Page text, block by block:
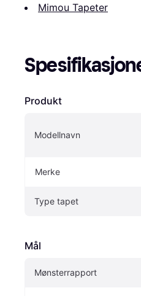
Mimou Tapeter
Produkt
Modellnavn
Merke
Type tapet
Mål
Mønsterrapport